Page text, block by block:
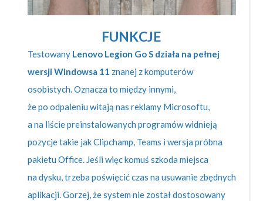
FUNKCJE
Testowany Lenovo Legion Go S działa na pełnej
wersji Windowsa 11 znanej z komputerów
osobistych. Oznacza to między innymi,
że po odpaleniu witają nas reklamy Microsoftu,
a na liście preinstalowanych programów widnieją
pozycje takie jak Clipchamp, Teams i wersja próbna
pakietu Office. Jeśli więc komuś szkoda miejsca
na dysku, trzeba poświęcić czas na usuwanie zbędnych
aplikacji. Gorzej, że system nie został dostosowany